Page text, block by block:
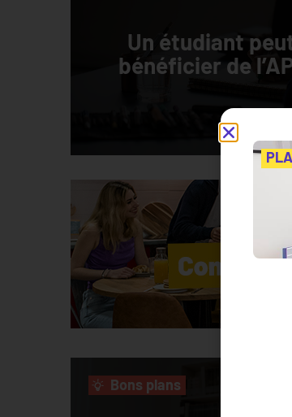
Un étudiant
bénéficier de
Bons plans